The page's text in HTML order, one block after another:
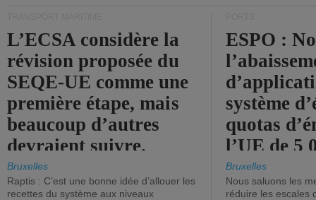
L’ECSA considère la
révision proposée du
SEQE-UE comme une
première étape, mais
beaucoup d’autres
devraient suivre.
Bruxelles
Raptis : C’est une bonne idée d’allouer les
recettes du système aux niveaux
ESPO :
système
quotas
l’UE de 5
tonneaux
brute.
Bruxelles
Nous saluons les
réduire les escales